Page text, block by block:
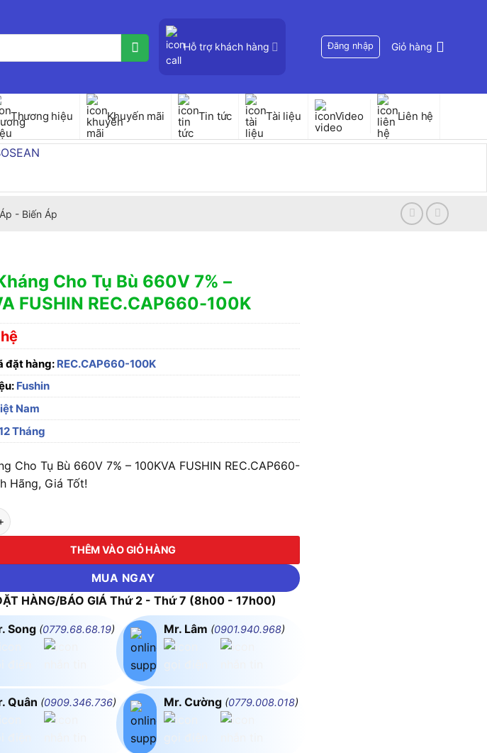
Hỗ trợ khách hàng Đăng nhập Giỏ hàng
Thương hiệu Khuyến mãi Tin tức Tài liệu Video Liên hệ
- Biến Áp
Cho Tụ Bù 660V 7% –
FUSHIN REC.CAP660-100K
đặt hàng: REC.CAP660-100K
Fushin
Nam
Tháng
Cho Tụ Bù 660V 7% – 100KVA FUSHIN REC.CAP660-
Hãng, Giá Tốt!
Cho Tụ Bù 660V 7% - 100KVA FUSHIN REC.CAP660-100K số lượng
THÊM VÀO GIỎ HÀNG
MUA NGAY
HÀNG/BÁO GIÁ Thứ 2 - Thứ 7 (8h00 - 17h00)
Song (0779.68.68.19)
Quân (0909.346.736)
Mr. Lâm (0901.940.968)
Mr. Cường (0779.008.018)